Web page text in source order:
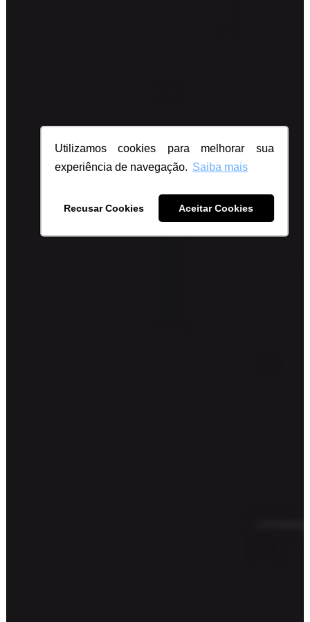
Utilizamos cookies para melhorar sua
experiência de navegação. Saiba mais
Recusar Cookies Aceitar Cookies